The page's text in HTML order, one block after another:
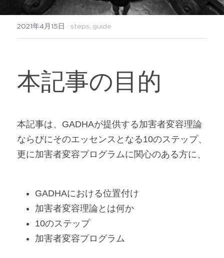
ログイン 登録
検索
2021年4月15日 · steps, guide
本記事の目的
本記事は、GADHAが提供する加害者変容理論
ならびにそのエッセンスとなる10のステップ、
更に加害者変容プログラムに関心のある方に、
GADHAにおける位置付け
加害者変容理論とは何か
10のステップ
加害者変容プログラム